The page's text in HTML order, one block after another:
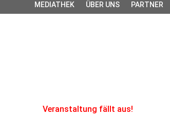
MEDIATHEK ÜBER UNS PARTNER
Veranstaltung fällt aus!